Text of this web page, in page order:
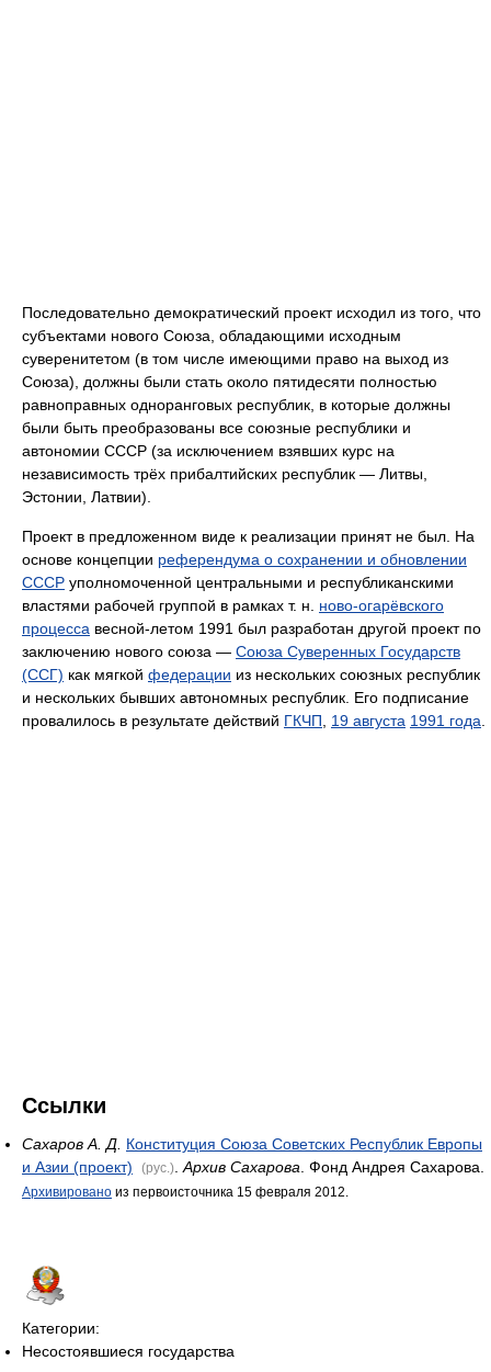
Последовательно демократический проект исходил из того, что
субъектами нового Союза, обладающими исходным
суверенитетом (в том числе имеющими право на выход из
Союза), должны были стать около пятидесяти полностью
равноправных одноранговых республик, в которые должны
были быть преобразованы все союзные республики и
автономии СССР (за исключением взявших курс на
независимость трёх прибалтийских республик — Литвы,
Эстонии, Латвии).
Проект в предложенном виде к реализации принят не был. На
основе концепции референдума о сохранении и обновлении
СССР уполномоченной центральными и республиканскими
властями рабочей группой в рамках т. н. ново-огарёвского
процесса весной-летом 1991 был разработан другой проект по
заключению нового союза — Союза Суверенных Государств
(ССГ) как мягкой федерации из нескольких союзных республик
и нескольких бывших автономных республик. Его подписание
провалилось в результате действий ГКЧП, 19 августа 1991 года.
Ссылки
Сахаров А. Д. Конституция Союза Советских Республик Европы
и Азии (проект)
(рус.).Архив Сахарова. Фонд Андрея Сахарова.
Архивировано из первоисточника 15 февраля 2012.
Категории:
Несостоявшиеся государства